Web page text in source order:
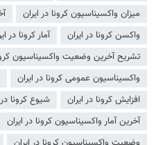
میزان واکسیناسیون کرونا در ایران
واکسن کرونا در ایران
آمار کرونا در
تشریح آخرین وضعیت واکسیناسیون
واکسیناسیون عمومی کرونا در ایران
افزایش کرونا در ایران
شیوع کرونا در
آخرین آمار واکسیناسیون کرونا در ایران